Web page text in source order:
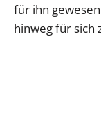
für ihn
hinweg für sich